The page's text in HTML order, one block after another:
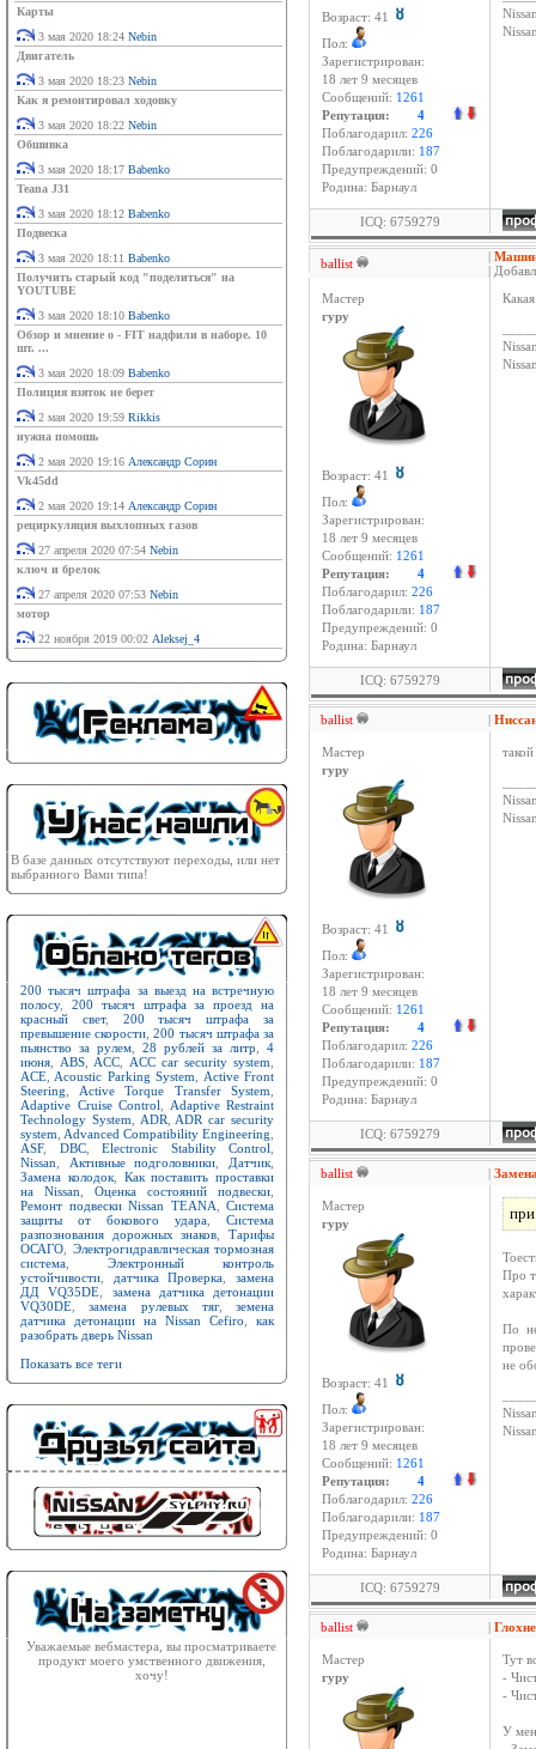
Карты
3 мая 2020 18:24 Nebin
Двигатель
3 мая 2020 18:23 Nebin
Как я ремонтировал ходовку
3 мая 2020 18:22 Nebin
Обшивка
3 мая 2020 18:17 Babenko
Teana J31
3 мая 2020 18:12 Babenko
Подвеска
3 мая 2020 18:11 Babenko
Получить старый код "поделиться" на
YOUTUBE
3 мая 2020 18:10 Babenko
Обзор и мнение о - FIT надфили в наборе. 10
шт. ...
3 мая 2020 18:09 Babenko
Полиция взяток не берет
2 мая 2020 19:59 Rikkis
нужна помошь
2 мая 2020 19:16 Александр Сорин
Vk45dd
2 мая 2020 19:14 Александр Сорин
рециркуляция выхлопных газов
27 апреля 2020 07:54 Nebin
ключ и брелок
27 апреля 2020 07:53 Nebin
мотор
22 ноября 2019 00:02 Aleksej_4
В базе данных отсутствуют переходы, или нет
выбранного Вами типа!
200 тысяч штрафа за выезд на встречную
полосу, 200 тысяч штрафа за проезд на
красный свет, 200 тысяч штрафа за
превышение скорости ,200 тысяч штрафа за
пьянство за рулем
28 рублей за литр
4
июня
ABS ACC ACC car security system
ACE Acoustic Parking System
Active Front
Steering
Active Torque Transfer System
Adaptive Cruise Control
Adaptive Restraint
Technology System
ADR
ADR car security
system Advanced Compatibility Engineering
ASF, DBC, Electronic Stability Control
Nissan
Активные подголовники Датчик
Замена колодок, Как поставить проставки
на Nissan
Оценка состояний подвески
Ремонт подвески Nissan TEANA
Система
защиты от бокового удара
Система
разпознования дорожных знаков ,Тарифы
ОСАГО
Электрогидравлическая тормозная
система
Электронный контроль
устойчивости
датчика Проверка ,замена
ДД VQ35DE
замена датчика детонации
VQ30DE ,замена рулевых тяг, земена
датчика детонации на Nissan Cefiro
как
разобрать дверь Nissan
Показать все теги
Уважаемые вебмастера, вы просматриваете
продукт моего умственного движения,
хочу!
Возраст: 41
Пол:
Зарегистрирован:
18 лет 9 месяцев
Сообщений: 1261
Репутация: 4
Поблагодарил: 226
Поблагодарили: 187
Предупреждений: 0
Родина: Барнаул
ICQ: 6759279
ballist |
|
Мастер
гуру
Возраст: 41
Пол:
Зарегистрирован:
18 лет 9 месяцев
Сообщений: 1261
Репутация: 4
Поблагодарил: 226
Поблагодарили: 187
Предупреждений: 0
Родина: Барнаул
ICQ: 6759279
ballist |
Мастер
гуру
Возраст: 41
Пол:
Зарегистрирован:
18 лет 9 месяцев
Сообщений: 1261
Репутация: 4
Поблагодарил: 226
Поблагодарили: 187
Предупреждений: 0
Родина: Барнаул
ICQ: 6759279
ballist |
Мастер
гуру
Возраст: 41
Пол:
Зарегистрирован:
18 лет 9 месяцев
Сообщений: 1261
Репутация: 4
Поблагодарил: 226
Поблагодарили: 187
Предупреждений: 0
Родина: Барнаул
Про
По
не
ICQ: 6759279
ballist |
Мастер
гуру
Тут
-
-
У